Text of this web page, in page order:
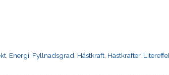
, Energi, Fyllnadsgrad, Hästkraft, Hästkrafter,